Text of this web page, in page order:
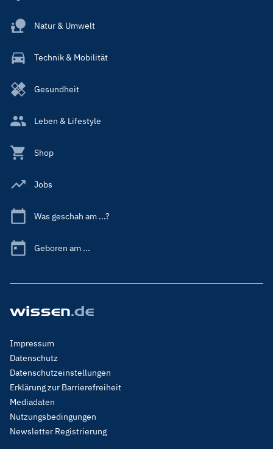
Natur & Umwelt
Technik & Mobilität
Gesundheit
Leben & Lifestyle
Shop
Jobs
Was geschah am ...?
Geboren am ...
Footer
Menu
Legal
Impressum
Datenschutz
Datenschutzeinstellungen
Erklärung zur Barrierefreiheit
Mediadaten
Nutzungsbedingungen
Newsletter Registrierung